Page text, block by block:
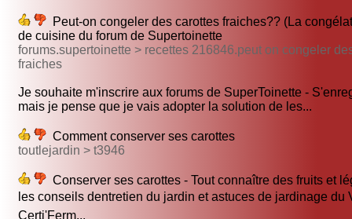
Peut-on congeler des carottes fraiches?? (La
de cuisine du forum de Supertoinette
forums.supertoinette > recettes 216846.peut on congeler
fraiches
Je souhaite m'inscrire aux forums de SuperToinette -
mais je pense que je vais adopter la solution de les...
Comment conserver ses carottes
toutlejardin > t3946
Conserver ses carottes - Tout connaître des fruits et
les conseils dentretien du jardin et astuces de jardinage du
Certi'Ferm...